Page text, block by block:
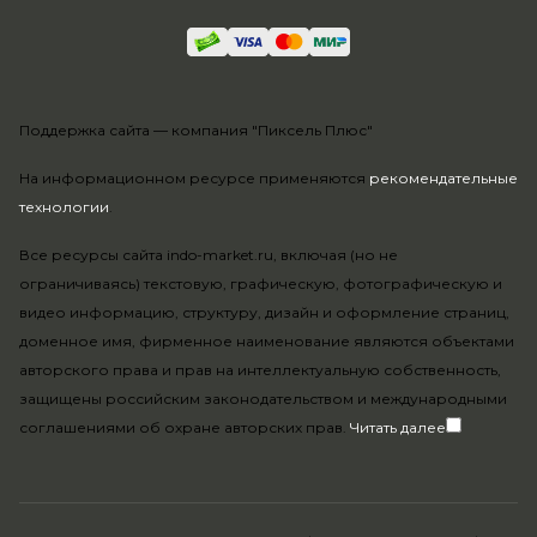
На информационном ресурсе применяются рекомендательные
технологии.
Все ресурсы сайта indo-market.ru, включая (но не
ограничиваясь) текстовую, графическую, фотографическую и
видео информацию, структуру, дизайн и оформление страниц,
доменное имя, фирменное наименование являются объектами
авторского права и прав на интеллектуальную собственность,
защищены российским законодательством и международными
соглашениями об охране авторских прав. Читать далее
Поддержка сайта — компания "Пиксель Плюс"